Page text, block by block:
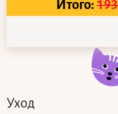
Итого:
Уход